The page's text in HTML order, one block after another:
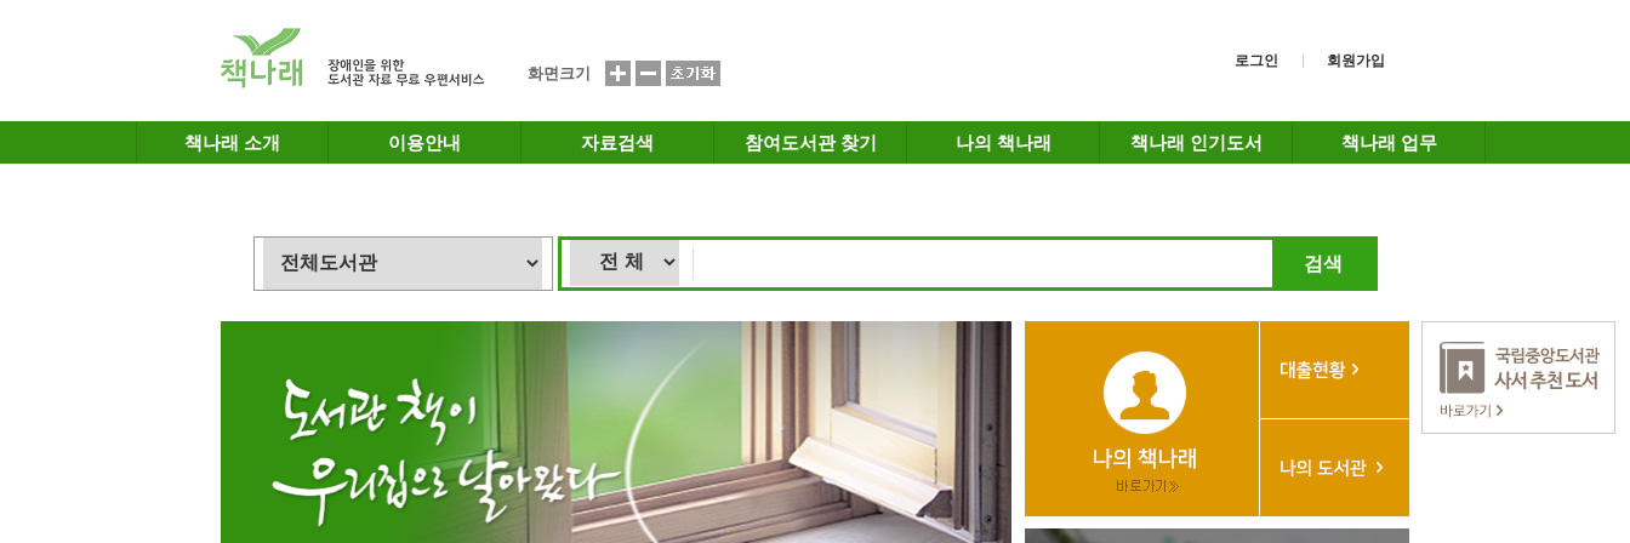
화면크기
로그인 회원가입
책나래 소개 이용안내 자료검색 참여도서관 찾기 나의 책나래 책나래 인기도서 책나래 업무
검색